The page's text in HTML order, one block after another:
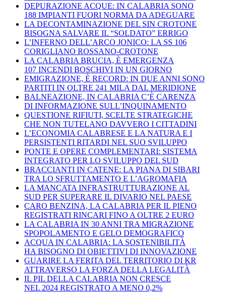
DEPURAZIONE ACQUE: IN CALABRIA SONO
188 IMPIANTI FUORI NORMA DA ADEGUARE
LA DECONTAMINAZIONE DEL SIN CROTONE
BISOGNA SALVARE IL “SOLDATO” ERRIGO
L’INFERNO DELL’ARCO JONICO: LA SS 106
CORIGLIANO ROSSANO-CROTONE
LA CALABRIA BRUCIA, È EMERGENZA
107 INCENDI BOSCHIVI IN UN GIORNO
EMIGRAZIONE, È RECORD: IN DUE ANNI SONO
PARTITI IN OLTRE 241 MILA DAL MERIDIONE
BALNEAZIONE, IN CALABRIA C’È CARENZA
DI INFORMAZIONE SULL’INQUINAMENTO
QUESTIONE RIFIUTI, SCELTE STRATEGICHE
CHE NON TUTELANO DAVVERO I CITTADINI
L’ECONOMIA CALABRESE E LA NATURA E I
PERSISTENTI RITARDI NEL SUO SVILUPPO
PONTE E OPERE COMPLEMENTARI: SISTEMA
INTEGRATO PER LO SVILUPPO DEL SUD
BRACCIANTI IN CATENE: LA PIANA DI SIBARI
TRA LO SFRUTTAMENTO E L’AGROMAFIA
LA MANCATA INFRASTRUTTURAZIONE AL
SUD PER SUPERARE IL DIVARIO NEL PAESE
CARO BENZINA, LA CALABRIA PER IL PIENO
REGISTRATI RINCARI FINO A OLTRE 2 EURO
LA CALABRIA IN 30 ANNI TRA MIGRAZIONE
SPOPOLAMENTO E GELO DEMOGRAFICO
ACQUA IN CALABRIA: LA SOSTENIBILITÀ
HA BISOGNO DI OBIETTIVI DI INNOVAZIONE
GUARIRE LA FERITA DEL TERRITORIO DI KR
ATTRAVERSO LA FORZA DELLA LEGALITÀ
IL PIL DELLA CALABRIA NON CRESCE
NEL 2024 REGISTRATO A MENO 0,2%